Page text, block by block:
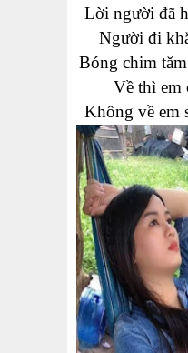
Lời người đã
Người đi
Bóng chim
Về thì em
Không về em